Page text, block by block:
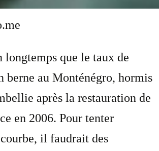
longtemps que le taux de
berne au Monténégro, hormis
après la restauration de
en 2006. Pour tenter
il faudrait des